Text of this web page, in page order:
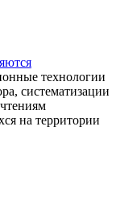
технологии
систематизации
на территории